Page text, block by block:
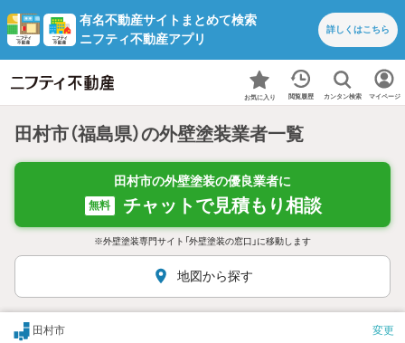
有名不動産サイトまとめて検索
ニフティ不動産アプリ
詳しくはこちら
お気に入り 閲覧履歴 カンタン検索 マイページ
田村市（福島県）の外壁塗装業者一覧
田村市の外壁塗装の優良業者に
無料 チャットで見積もり相談
※外壁塗装専門サイト「外壁塗装の窓口」に移動します
地図から探す
田村市 変更